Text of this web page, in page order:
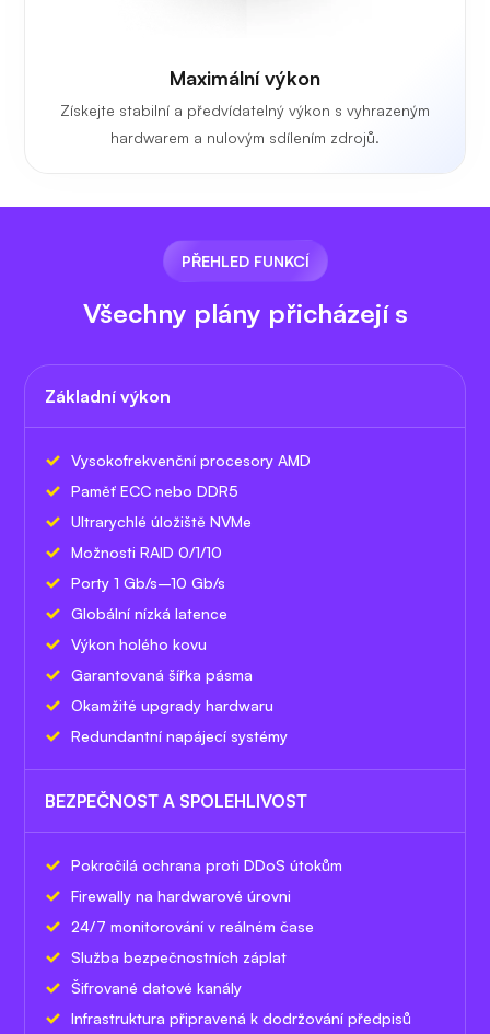
Maximální výkon
Získejte stabilní a předvídatelný výkon s vyhrazeným
hardwarem a nulovým sdílením zdrojů.
PŘEHLED FUNKCÍ
Všechny plány přicházejí s
Základní výkon
Vysokofrekvenční procesory AMD
Paměť ECC nebo DDR5
Ultrarychlé úložiště NVMe
Možnosti RAID 0/1/10
Porty 1 Gb/s–10 Gb/s
Globální nízká latence
Výkon holého kovu
Garantovaná šířka pásma
Okamžité upgrady hardwaru
Redundantní napájecí systémy
BEZPEČNOST A SPOLEHLIVOST
Pokročilá ochrana proti DDoS útokům
Firewally na hardwarové úrovni
24/7 monitorování v reálném čase
Služba bezpečnostních záplat
Šifrované datové kanály
Infrastruktura připravená k dodržování předpisů